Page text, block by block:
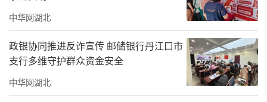
中华网湖北
政银协同推进反诈宣传 邮储银行丹江口市
支行多维守护群众资金安全
中华网湖北